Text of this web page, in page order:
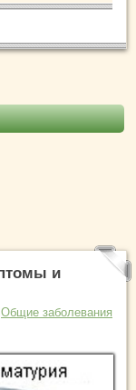
и
Общие заболевания